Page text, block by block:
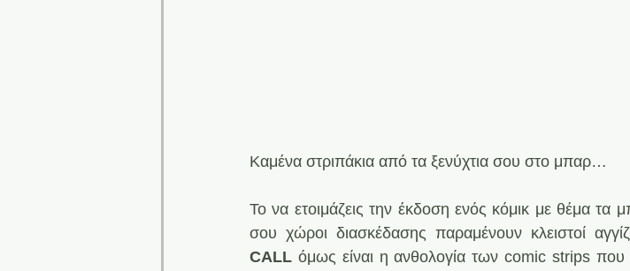
Καμένα στριπάκια από τα ξενύχτια σου στο μπαρ…
Το να ετοιμάζεις την έκδοση ενός κόμικ με θέμα τα
σου χώροι διασκέδασης παραμένουν κλειστοί
CALL όμως είναι η ανθολογία των comic strips που